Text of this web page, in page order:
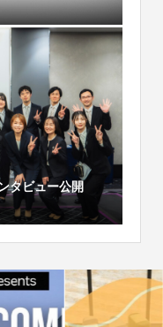
タビュー公開